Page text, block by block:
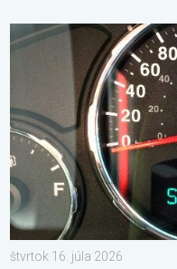
Je teplota vo vašom
štvrtok 16. júla 2026